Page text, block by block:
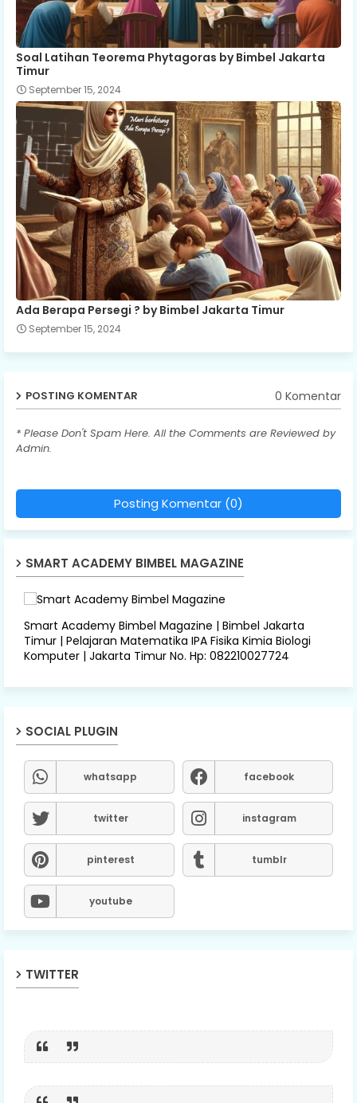
Soal Latihan Teorema Phytagoras by Bimbel Jakarta
Timur
September 15, 2024
Ada Berapa Persegi ? by Bimbel Jakarta Timur
September 15, 2024
POSTING KOMENTAR 0 Komentar
* Please Don't Spam Here. All the Comments are Reviewed by
Admin.
Posting Komentar (0)
SMART ACADEMY BIMBEL MAGAZINE
Smart Academy Bimbel Magazine | Bimbel Jakarta
Timur | Pelajaran Matematika IPA Fisika Kimia Biologi
Komputer | Jakarta Timur No. Hp: 082210027724
SOCIAL PLUGIN
whatsapp facebook
twitter instagram
pinterest tumblr
youtube
TWITTER